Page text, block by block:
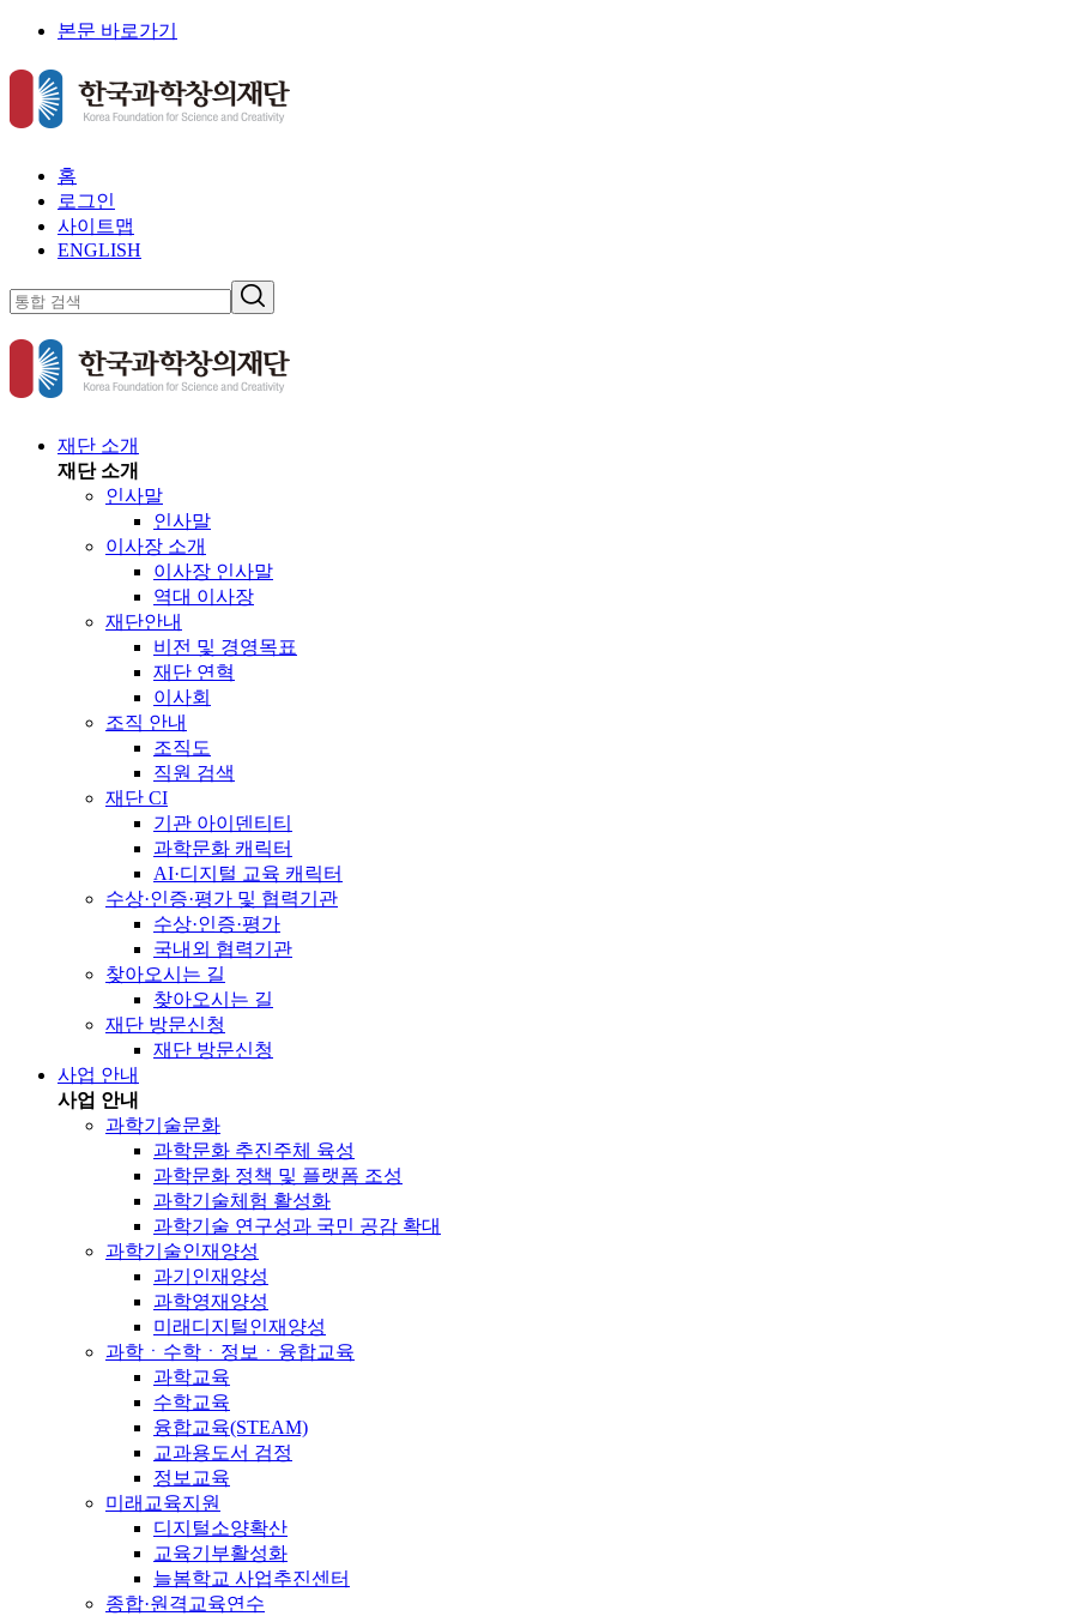
본문 바로가기
홈
로그인
사이트맵
ENGLISH
재단 소개
재단 소개
인사말
인사말
이사장 소개
이사장 인사말
역대 이사장
재단안내
비전 및 경영목표
재단 연혁
이사회
조직 안내
조직도
직원 검색
재단 CI
기관 아이덴티티
과학문화 캐릭터
AI·디지털 교육 캐릭터
수상·인증·평가 및 협력기관
수상·인증·평가
국내외 협력기관
찾아오시는 길
찾아오시는 길
재단 방문신청
재단 방문신청
사업 안내
사업 안내
과학기술문화
과학문화 추진주체 육성
과학문화 정책 및 플랫폼 조성
과학기술체험 활성화
과학기술 연구성과 국민 공감 확대
과학기술인재양성
과기인재양성
과학영재양성
미래디지털인재양성
과학ㆍ수학ㆍ정보ㆍ융합교육
과학교육
수학교육
융합교육(STEAM)
교과용도서 검정
정보교육
미래교육지원
디지털소양확산
교육기부활성화
늘봄학교 사업추진센터
종합·원격교육연수